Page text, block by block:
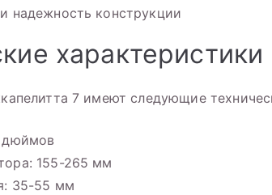
надежность конструкции
характеристики
7 имеют следующие
дюймов
155-265 мм
35-55 мм